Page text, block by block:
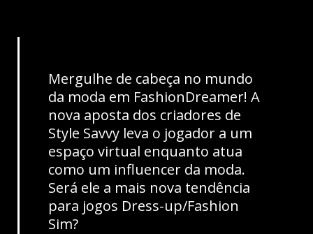
Mergulhe de cabeça no mundo
da moda em FashionDreamer! A
nova aposta dos criadores de
Style Savvy leva o jogador a um
espaço virtual enquanto atua
como um influencer da moda.
Será ele a mais nova tendência
para jogos Dress-up/Fashion
Sim?